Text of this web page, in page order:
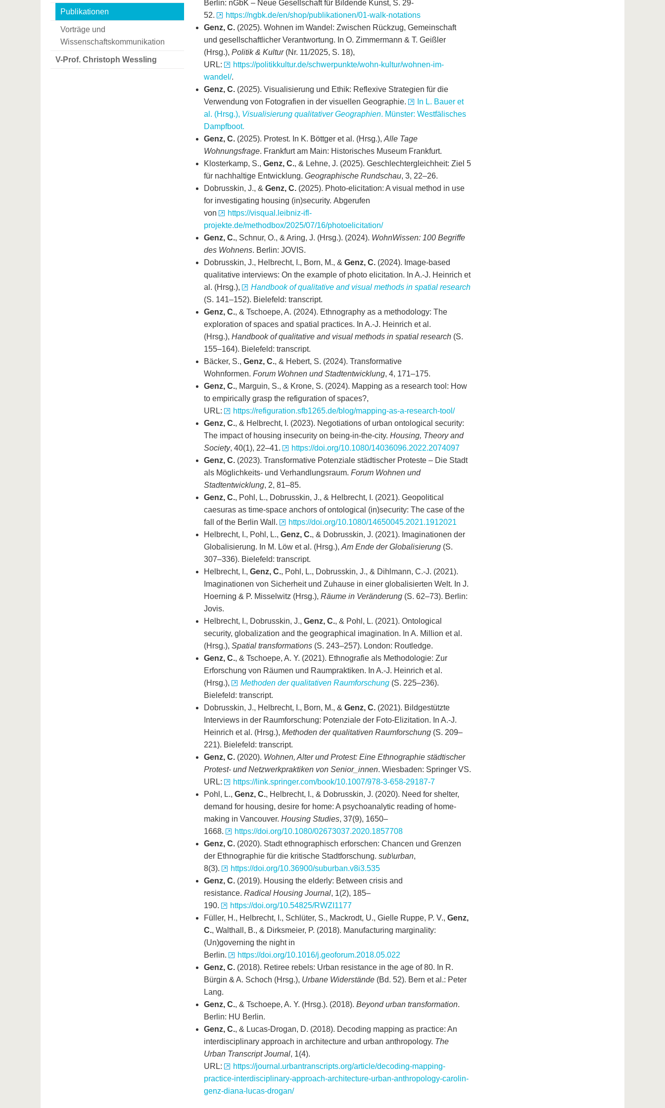
Publikationen
Vorträge und
Wissenschaftskommunikation
V-Prof. Christoph Wessling
Berlin: nGbK – Neue Gesellschaft für Bildende Kunst, S. 29-
52.
https://ngbk.de/en/shop/publikationen/01-walk-notations
Genz, C. (2025). Wohnen im Wandel: Zwischen Rückzug, Gemeinschaft
und gesellschaftlicher Verantwortung. In O. Zimmermann & T. Geißler
(Hrsg.), Politik & Kultur(Nr. 11/2025, S. 18),
URL:
https://politikkultur.de/schwerpunkte/wohn-kultur/wohnen-im-
wandel/.
Genz, C. (2025). Visualisierung und Ethik: Reflexive Strategien für die
Verwendung von Fotografien in der visuellen Geographie.
In L. Bauer et
al. (Hrsg.), Visualisierung qualitativer Geographien. Münster: Westfälisches
Dampfboot.
Genz, C. (2025). Protest. In K. Böttger et al. (Hrsg.), Alle Tage
Wohnungsfrage. Frankfurt am Main: Historisches Museum Frankfurt.
Klosterkamp, S., Genz, C., & Lehne, J. (2025). Geschlechtergleichheit: Ziel 5
für nachhaltige Entwicklung. Geographische Rundschau, 3, 22–26.
Dobrusskin, J., & Genz, C. (2025). Photo-elicitation: A visual method in use
for investigating housing (in)security. Abgerufen
von
https://visqual.leibniz-ifl-
projekte.de/methodbox/2025/07/16/photoelicitation/
Genz, C., Schnur, O., & Aring, J. (Hrsg.). (2024). WohnWissen: 100 Begriffe
des Wohnens. Berlin: JOVIS.
Dobrusskin, J., Helbrecht, I., Born, M., & Genz, C. (2024). Image-based
qualitative interviews: On the example of photo elicitation. In A.-J. Heinrich et
al. (Hrsg.),
Handbook of qualitative and visual methods in spatial research
(S. 141–152). Bielefeld: transcript.
Genz, C., & Tschoepe, A. (2024). Ethnography as a methodology: The
exploration of spaces and spatial practices. In A.-J. Heinrich et al.
(Hrsg.), Handbook of qualitative and visual methods in spatial research (S.
155–164). Bielefeld: transcript.
Bäcker, S., Genz, C., & Hebert, S. (2024). Transformative
Wohnformen. Forum Wohnen und Stadtentwicklung, 4, 171–175.
Genz, C., Marguin, S., & Krone, S. (2024). Mapping as a research tool: How
to empirically grasp the refiguration of spaces?,
URL:
https://refiguration.sfb1265.de/blog/mapping-as-a-research-tool/
Genz, C., & Helbrecht, I. (2023). Negotiations of urban ontological security:
The impact of housing insecurity on being-in-the-city. Housing, Theory and
Society, 40(1), 22–41.
https://doi.org/10.1080/14036096.2022.2074097
Genz, C. (2023). Transformative Potenziale städtischer Proteste – Die Stadt
als Möglichkeits- und Verhandlungsraum. Forum Wohnen und
Stadtentwicklung, 2, 81–85.
Genz, C., Pohl, L., Dobrusskin, J., & Helbrecht, I. (2021). Geopolitical
caesuras as time-space anchors of ontological (in)security: The case of the
fall of the Berlin Wall.
https://doi.org/10.1080/14650045.2021.1912021
Helbrecht, I., Pohl, L., Genz, C., & Dobrusskin, J. (2021). Imaginationen der
Globalisierung. In M. Löw et al. (Hrsg.), Am Ende der Globalisierung (S.
307–336). Bielefeld: transcript.
Helbrecht, I., Genz, C., Pohl, L., Dobrusskin, J., & Dihlmann, C.-J. (2021).
Imaginationen von Sicherheit und Zuhause in einer globalisierten Welt. In J.
Hoerning & P. Misselwitz (Hrsg.), Räume in Veränderung (S. 62–73). Berlin:
Jovis.
Helbrecht, I., Dobrusskin, J., Genz, C., & Pohl, L. (2021). Ontological
security, globalization and the geographical imagination. In A. Million et al.
(Hrsg.), Spatial transformations (S. 243–257). London: Routledge.
Genz, C., & Tschoepe, A. Y. (2021). Ethnografie als Methodologie: Zur
Erforschung von Räumen und Raumpraktiken. In A.-J. Heinrich et al.
(Hrsg.),
Methoden der qualitativen Raumforschung (S. 225–236).
Bielefeld: transcript.
Dobrusskin, J., Helbrecht, I., Born, M., & Genz, C. (2021). Bildgestützte
Interviews in der Raumforschung: Potenziale der Foto-Elizitation. In A.-J.
Heinrich et al. (Hrsg.), Methoden der qualitativen Raumforschung (S. 209–
221). Bielefeld: transcript.
Genz, C. (2020). Wohnen, Alter und Protest: Eine Ethnographie städtischer
Protest- und Netzwerkpraktiken von Senior_innen. Wiesbaden: Springer VS.
URL:
https://link.springer.com/book/10.1007/978-3-658-29187-7
Pohl, L., Genz, C., Helbrecht, I., & Dobrusskin, J. (2020). Need for shelter,
demand for housing, desire for home: A psychoanalytic reading of home-
making in Vancouver. Housing Studies, 37(9), 1650–
1668.
https://doi.org/10.1080/02673037.2020.1857708
Genz, C. (2020). Stadt ethnographisch erforschen: Chancen und Grenzen
der Ethnographie für die kritische Stadtforschung. sub\urban,
8(3).
https://doi.org/10.36900/suburban.v8i3.535
Genz, C. (2019). Housing the elderly: Between crisis and
resistance. Radical Housing Journal, 1(2), 185–
190.
https://doi.org/10.54825/RWZI1177
Füller, H., Helbrecht, I., Schlüter, S., Mackrodt, U., Gielle Ruppe, P. V., Genz,
C., Walthall, B., & Dirksmeier, P. (2018). Manufacturing marginality:
(Un)governing the night in
Berlin.
https://doi.org/10.1016/j.geoforum.2018.05.022
Genz, C. (2018). Retiree rebels: Urban resistance in the age of 80. In R.
Bürgin & A. Schoch (Hrsg.), Urbane Widerstände (Bd. 52). Bern et al.: Peter
Lang.
Genz, C., & Tschoepe, A. Y. (Hrsg.). (2018). Beyond urban transformation.
Berlin: HU Berlin.
Genz, C., & Lucas-Drogan, D. (2018). Decoding mapping as practice: An
interdisciplinary approach in architecture and urban anthropology. The
Urban Transcript Journal, 1(4).
URL:
https://journal.urbantranscripts.org/article/decoding-mapping-
practice-interdisciplinary-approach-architecture-urban-anthropology-carolin-
genz-diana-lucas-drogan/